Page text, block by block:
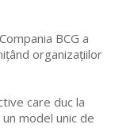
BCG a
organizațiilor
care duc la
model unic de